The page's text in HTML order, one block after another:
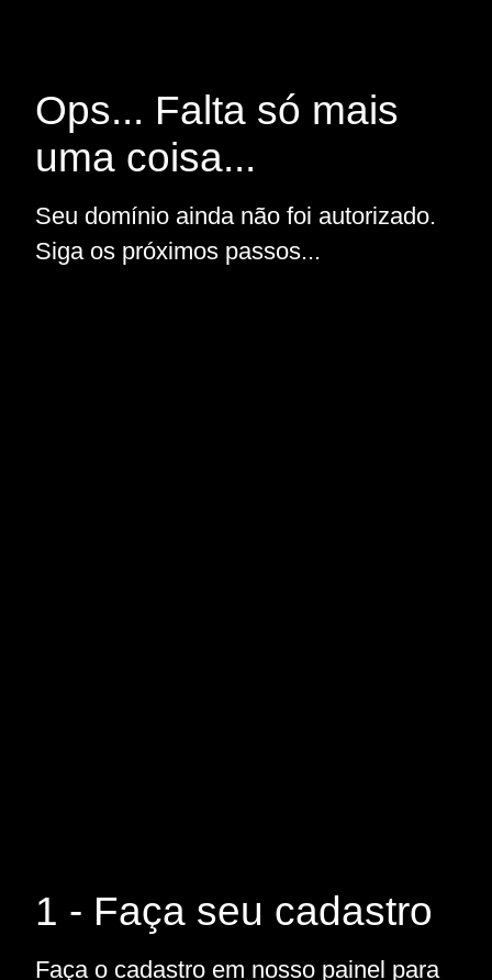
Ops... Falta só mais
uma coisa...
Seu domínio ainda não foi autorizado.
Siga os próximos passos...
1 - Faça seu cadastro
Faça o cadastro em nosso painel para